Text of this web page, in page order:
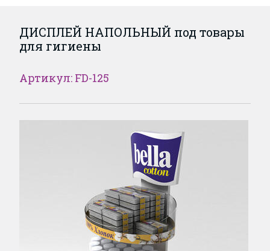
ДИСПЛЕЙ НАПОЛЬНЫЙ под товары
для гигиены
Артикул: FD-125